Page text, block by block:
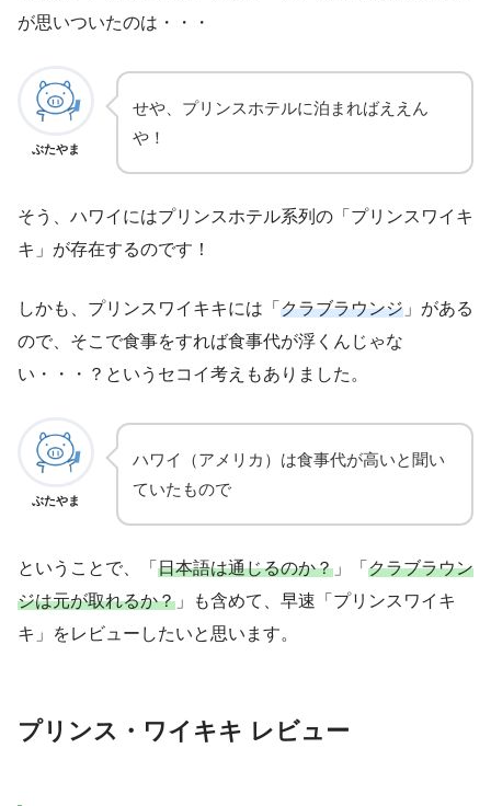
が思いついたのは・・・
ぶたやま
せや、プリンスホテルに泊まればええん
や！
そう、ハワイにはプリンスホテル系列の「プリンスワイキ
キ」が存在するのです！
しかも、プリンスワイキキには「 クラブラウンジ 」がある
ので、そこで食事をすれば食事代が浮くんじゃな
い・・・？というセコイ考えもありました。
ぶたやま
ハワイ（アメリカ）は食事代が高いと聞い
ていたもので
ということで、「 日本語は通じるのか？ 」「 クラブラウン
ジは元が取れるか？ 」も含めて、早速「プリンスワイキ
キ」をレビューしたいと思います。
プリンス・ワイキキ レビュー